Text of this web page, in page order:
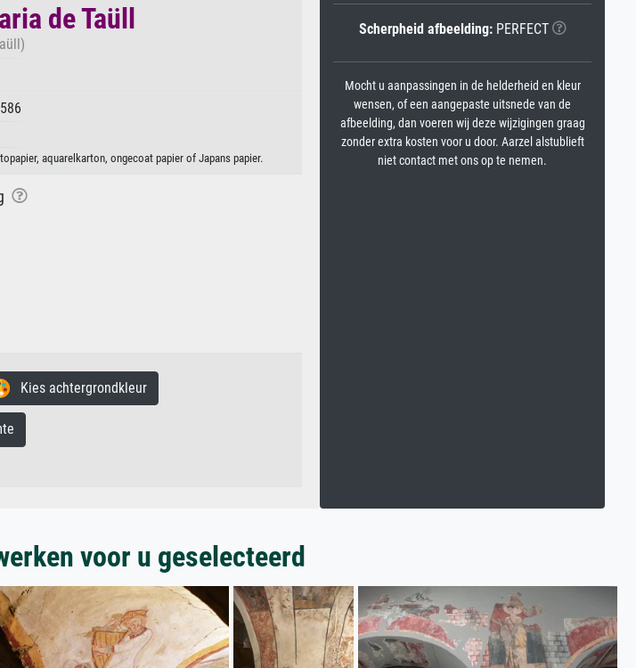
de Taüll
aquarelkarton, ongecoat papier of Japans papier.
Kies achtergrondkleur
Scherpheid afbeelding:PERFECT
Mocht u aanpassingen in de helderheid en kleur
wensen, of een aangepaste uitsnede van de
afbeelding, dan voeren wij deze wijzigingen graag
zonder extra kosten voor u door. Aarzel alstublieft
niet contact met ons op te nemen.
voor u geselecteerd